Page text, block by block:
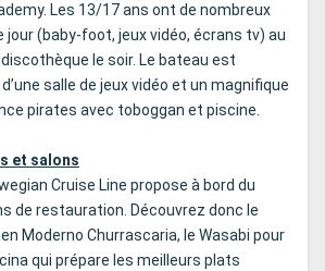
Les 13/17 ans ont de nombreux
(baby-foot, jeux vidéo, écrans tv) au
le soir. Le bateau est
salle de jeux vidéo et un magnifique
pirates avec toboggan et piscine.
et salons
Cruise Line propose à bord du
de restauration. Découvrez donc le
Moderno Churrascaria, le Wasabi pour
qui prépare les meilleurs plats